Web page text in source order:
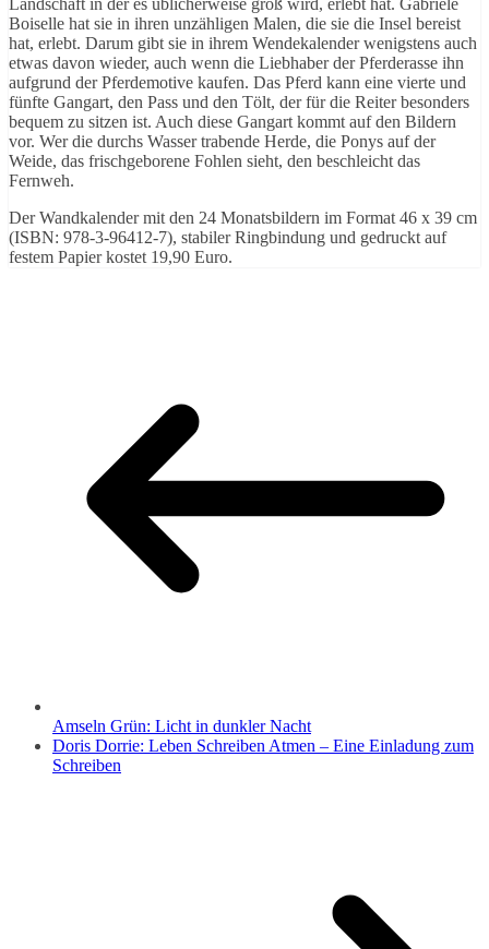
Landschaft in der es üblicherweise groß wird, erlebt hat. Gabriele
Boiselle hat sie in ihren unzähligen Malen, die sie die Insel bereist
hat, erlebt. Darum gibt sie in ihrem Wendekalender wenigstens auch
etwas davon wieder, auch wenn die Liebhaber der Pferderasse ihn
aufgrund der Pferdemotive kaufen. Das Pferd kann eine vierte und
fünfte Gangart, den Pass und den Tölt, der für die Reiter besonders
bequem zu sitzen ist. Auch diese Gangart kommt auf den Bildern
vor. Wer die durchs Wasser trabende Herde, die Ponys auf der
Weide, das frischgeborene Fohlen sieht, den beschleicht das
Fernweh.
Der Wandkalender mit den 24 Monatsbildern im Format 46 x 39 cm
(ISBN: 978-3-96412-7), stabiler Ringbindung und gedruckt auf
festem Papier kostet 19,90 Euro.
Amseln Grün: Licht in dunkler Nacht
Doris Dorrie: Leben Schreiben Atmen – Eine Einladung zum
Schreiben